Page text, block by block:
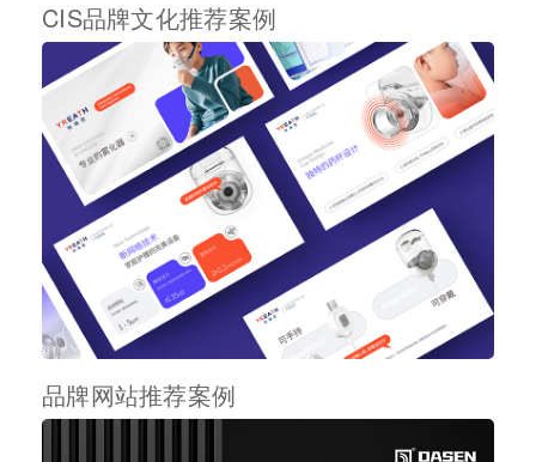
CIS品牌文化推荐案例
品牌网站推荐案例